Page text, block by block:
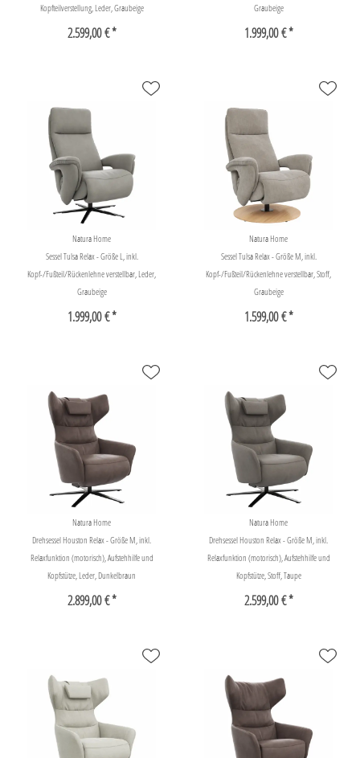
Kopfteilverstellung, Leder, Graubeige
2.599,00 € *
Graubeige
1.999,00 € *
Natura Home
Sessel Tulsa Relax - Größe L, inkl.
Kopf-/Fußteil/Rückenlehne verstellbar, Leder,
Graubeige
1.999,00 € *
Natura Home
Sessel Tulsa Relax - Größe M, inkl.
Kopf-/Fußteil/Rückenlehne verstellbar, Stoff,
Graubeige
1.599,00 € *
Natura Home
Drehsessel Houston Relax - Größe M, inkl.
Relaxfunktion (motorisch), Aufstehhilfe und
Kopfstütze, Leder, Dunkelbraun
2.899,00 € *
Natura Home
Drehsessel Houston Relax - Größe M, inkl.
Relaxfunktion (motorisch), Aufstehhilfe und
Kopfstütze, Stoff, Taupe
2.599,00 € *